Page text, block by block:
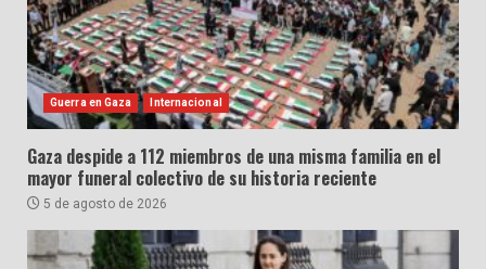
Guerra en Gaza Internacional
Gaza despide a 112 miembros de una misma familia en el
mayor funeral colectivo de su historia reciente
5 de agosto de 2026